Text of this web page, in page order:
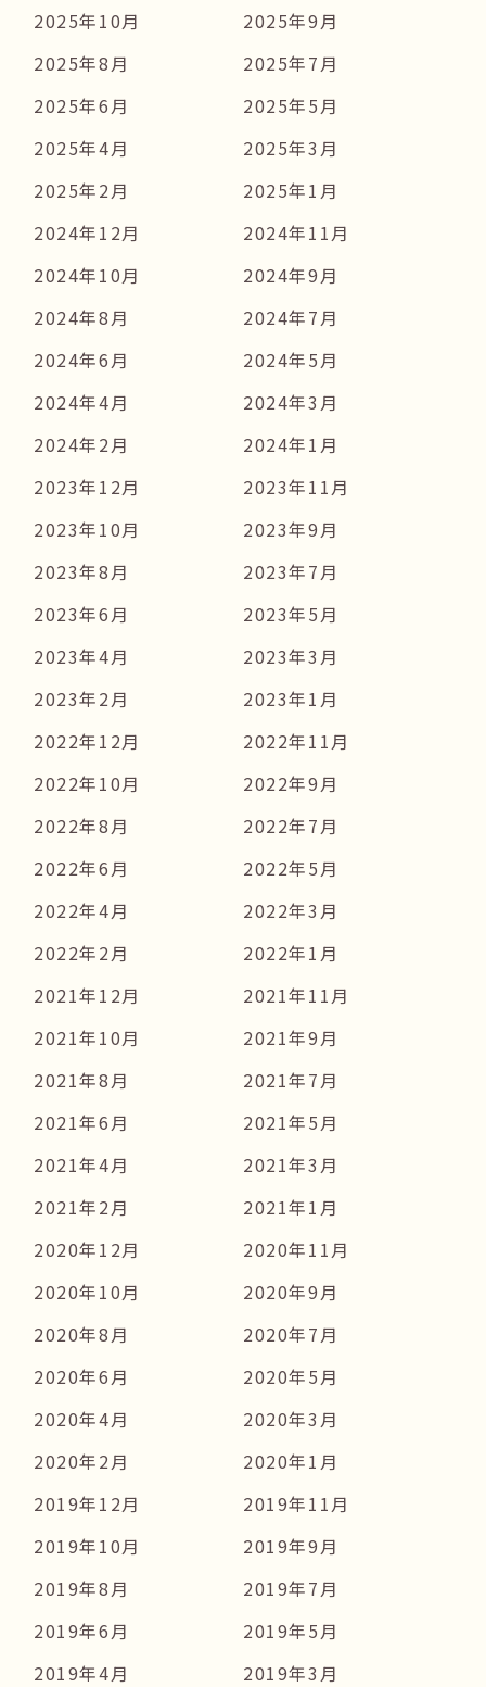
2025年10月
2025年9月
2025年8月
2025年7月
2025年6月
2025年5月
2025年4月
2025年3月
2025年2月
2025年1月
2024年12月
2024年11月
2024年10月
2024年9月
2024年8月
2024年7月
2024年6月
2024年5月
2024年4月
2024年3月
2024年2月
2024年1月
2023年12月
2023年11月
2023年10月
2023年9月
2023年8月
2023年7月
2023年6月
2023年5月
2023年4月
2023年3月
2023年2月
2023年1月
2022年12月
2022年11月
2022年10月
2022年9月
2022年8月
2022年7月
2022年6月
2022年5月
2022年4月
2022年3月
2022年2月
2022年1月
2021年12月
2021年11月
2021年10月
2021年9月
2021年8月
2021年7月
2021年6月
2021年5月
2021年4月
2021年3月
2021年2月
2021年1月
2020年12月
2020年11月
2020年10月
2020年9月
2020年8月
2020年7月
2020年6月
2020年5月
2020年4月
2020年3月
2020年2月
2020年1月
2019年12月
2019年11月
2019年10月
2019年9月
2019年8月
2019年7月
2019年6月
2019年5月
2019年4月
2019年3月